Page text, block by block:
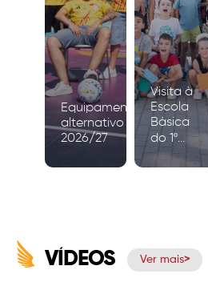
Equipamento
alternativo
2026/27
Visita à
Escola
Básica
do 1º
Ciclo de
Igreja
VÍDEOS Ver mais